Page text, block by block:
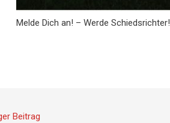
Melde Dich an! – Werde Schiedsrichter!
Beitrag